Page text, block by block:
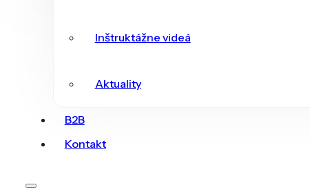
Inštruktážne videá
Aktuality
B2B
Kontakt